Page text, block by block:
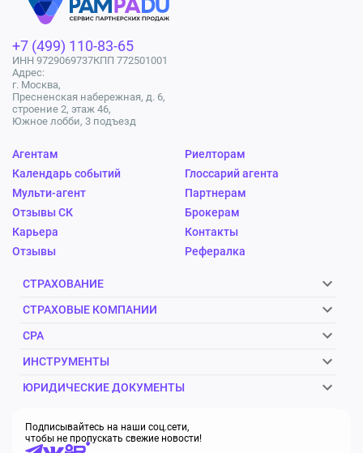
+7 (499) 110-83-65
ИНН 9729069737КПП 772501001
Адрес:
г. Москва,
Пресненская набережная, д. 6,
строение 2, этаж 46,
Южное лобби, 3 подъезд
Агентам
Риелторам
Календарь событий
Глоссарий агента
Мульти-агент
Партнерам
Отзывы СК
Брокерам
Карьера
Контакты
Отзывы
Рефералка
СТРАХОВАНИЕ
СТРАХОВЫЕ КОМПАНИИ
CPA
ИНСТРУМЕНТЫ
ЮРИДИЧЕСКИЕ ДОКУМЕНТЫ
Подписывайтесь на наши соц.сети,
чтобы не пропускать свежие новости!